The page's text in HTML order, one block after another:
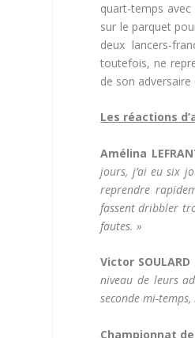
quart-temps
sur le parquet
deux lancers-
toutefois, ne
de son
Les réactions
Amélina
jours, j’ai eu six
reprendre
fassent dribbler
fautes. »
Victor
niveau de leurs
seconde mi-
Championnat